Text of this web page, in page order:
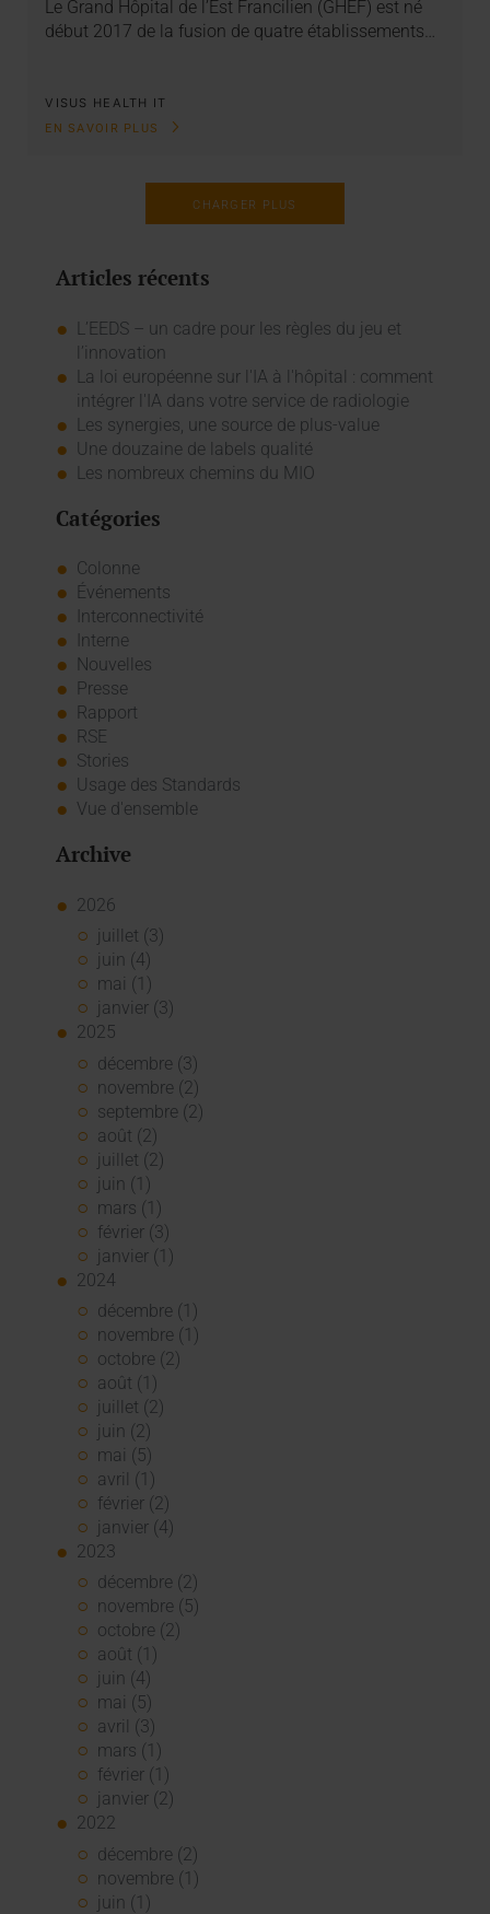
Le Grand Hôpital de l’Est Francilien (GHEF) est né
début 2017 de la fusion de quatre établissements…
VISUS HEALTH IT
EN SAVOIR PLUS
CHARGER PLUS
Articles récents
L’EEDS – un cadre pour les règles du jeu et
l’innovation
La loi européenne sur l'IA à l'hôpital : comment
intégrer l'IA dans votre service de radiologie
Les synergies, une source de plus-value
Une douzaine de labels qualité
Les nombreux chemins du MIO
Catégories
Colonne
Événements
Interconnectivité
Interne
Nouvelles
Presse
Rapport
RSE
Stories
Usage des Standards
Vue d'ensemble
Archive
2026
juillet (3)
juin (4)
mai (1)
janvier (3)
2025
décembre (3)
novembre (2)
septembre (2)
août (2)
juillet (2)
juin (1)
mars (1)
février (3)
janvier (1)
2024
décembre (1)
novembre (1)
octobre (2)
août (1)
juillet (2)
juin (2)
mai (5)
avril (1)
février (2)
janvier (4)
2023
décembre (2)
novembre (5)
octobre (2)
août (1)
juin (4)
mai (5)
avril (3)
mars (1)
février (1)
janvier (2)
2022
décembre (2)
novembre (1)
juin (1)